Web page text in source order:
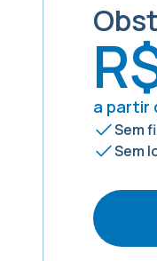
a partir
Sem
Sem